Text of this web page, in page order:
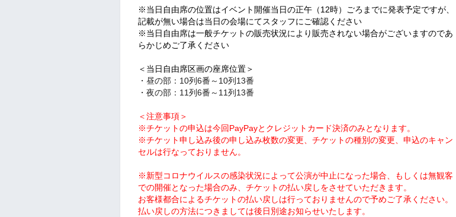
※当日自由席の位置はイベント開催当日の正午（12時）ごろまでに発表予定ですが、
記載が無い場合は当日の会場にてスタッフにご確認ください
※当日自由席は一般チケットの販売状況により販売されない場合がございますのであ
らかじめご了承ください
＜当日自由席区画の座席位置＞
・昼の部：10列6番～10列13番
・夜の部：11列6番～11列13番
＜注意事項＞
※チケットの申込は今回PayPayとクレジットカード決済のみとなります。
※チケット申し込み後の申し込み枚数の変更、チケットの種別の変更、申込のキャン
セルは行なっておりません。
※新型コロナウイルスの感染状況によって公演が中止になった場合、もしくは無観客
での開催となった場合のみ、チケットの払い戻しをさせていただきます。
お客様都合によるチケットの払い戻しは行っておりませんので予めご了承ください。
払い戻しの方法につきましては後日別途お知らせいたします。